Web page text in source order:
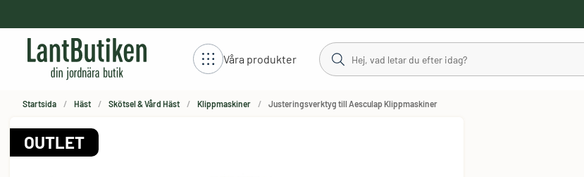
Våra produkter
Startsida Häst Skötsel & Vård Häst Klippmaskiner Justeringsverktyg till Aesculap Klippmaskiner
OUTLET